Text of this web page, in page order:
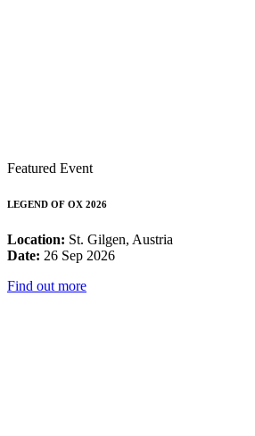
Featured Event
LEGEND OF OX 2026
Location: St. Gilgen, Austria
Date: 26 Sep 2026
Find out more